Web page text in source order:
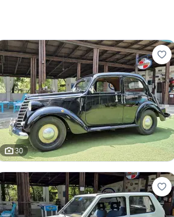
30